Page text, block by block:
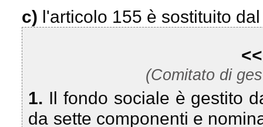
c) l'articolo 155 è sostituito
(Comitato di
1. Il fondo sociale è gestito
da sette componenti e